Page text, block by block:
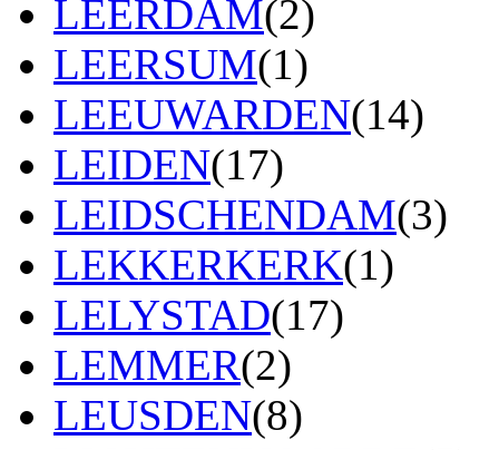
LEERDAM(2)
LEERSUM(1)
LEEUWARDEN(14)
LEIDEN(17)
LEIDSCHENDAM(3)
LEKKERKERK(1)
LELYSTAD(17)
LEMMER(2)
LEUSDEN(8)